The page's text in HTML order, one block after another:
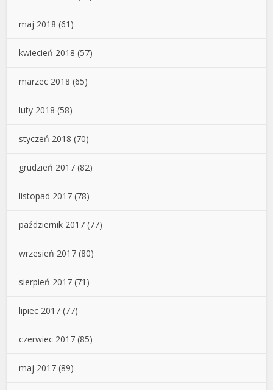
maj 2018 (61)
kwiecień 2018 (57)
marzec 2018 (65)
luty 2018 (58)
styczeń 2018 (70)
grudzień 2017 (82)
listopad 2017 (78)
październik 2017 (77)
wrzesień 2017 (80)
sierpień 2017 (71)
lipiec 2017 (77)
czerwiec 2017 (85)
maj 2017 (89)